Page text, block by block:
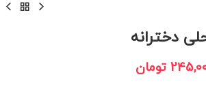
دخترانه
تومان